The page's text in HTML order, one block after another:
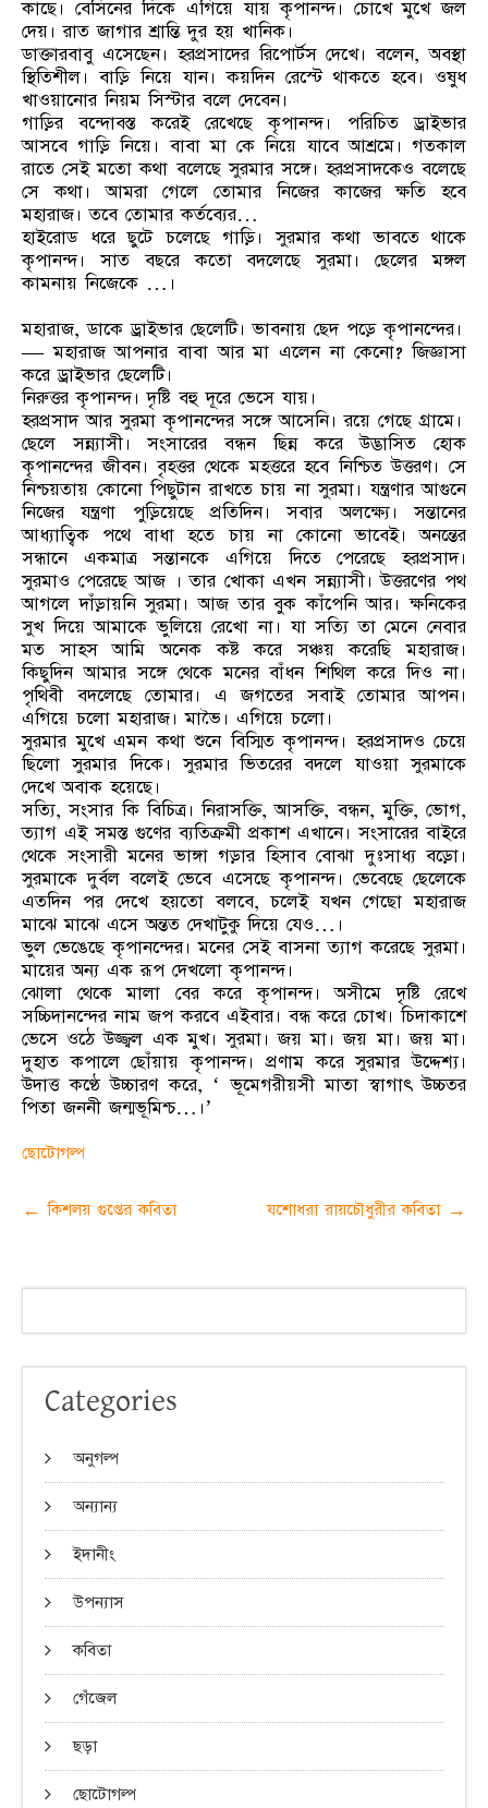
কাছে। বেসিনের দিকে এগিয়ে যায় কৃপানন্দ। চোখে মুখে জল
দেয়। রাত জাগার শ্রান্তি দুর হয় খানিক।
ডাক্তারবাবু এসেছেন। হরপ্রসাদের রিপোর্টস দেখে। বলেন, অবস্থা
স্থিতিশীল। বাড়ি নিয়ে যান। কয়দিন রেস্টে থাকতে হবে। ওষুধ
খাওয়ানোর নিয়ম সিস্টার বলে দেবেন।
গাড়ির বন্দোবস্ত করেই রেখেছে কৃপানন্দ। পরিচিত ড্রাইভার
আসবে গাড়ি নিয়ে। বাবা মা কে নিয়ে যাবে আশ্রমে। গতকাল
রাতে সেই মতো কথা বলেছে সুরমার সঙ্গে। হরপ্রসাদকেও বলেছে
সে কথা। আমরা গেলে তোমার নিজের কাজের ক্ষতি হবে
মহারাজ। তবে তোমার কর্তব্যের…
হাইরোড ধরে ছুটে চলেছে গাড়ি। সুরমার কথা ভাবতে থাকে
কৃপানন্দ। সাত বছরে কতো বদলেছে সুরমা। ছেলের মঙ্গল
কামনায় নিজেকে …।
মহারাজ, ডাকে ড্রাইভার ছেলেটি। ভাবনায় ছেদ পড়ে কৃপানন্দের।
— মহারাজ আপনার বাবা আর মা এলেন না কেনো? জিজ্ঞাসা
করে ড্রাইভার ছেলেটি।
নিরুত্তর কৃপানন্দ। দৃষ্টি বহু দূরে ভেসে যায়।
হরপ্রসাদ আর সুরমা কৃপানন্দের সঙ্গে আসেনি। রয়ে গেছে গ্রামে।
ছেলে সন্ন্যাসী। সংসারের বন্ধন ছিন্ন করে উদ্ভাসিত হোক
কৃপানন্দের জীবন। বৃহত্তর থেকে মহত্তরে হবে নিশ্চিত উত্তরণ। সে
নিশ্চয়তায় কোনো পিছুটান রাখতে চায় না সুরমা। যন্ত্রণার আগুনে
নিজের যন্ত্রণা পুড়িয়েছে প্রতিদিন। সবার অলক্ষ্যে। সন্তানের
আধ্যাত্বিক পথে বাধা হতে চায় না কোনো ভাবেই। অনন্তের
সন্ধানে একমাত্র সন্তানকে এগিয়ে দিতে পেরেছে হরপ্রসাদ।
সুরমাও পেরেছে আজ । তার খোকা এখন সন্ন্যাসী। উত্তরণের পথ
আগলে দাঁড়ায়নি সুরমা। আজ তার বুক কাঁপেনি আর। ক্ষনিকের
সুখ দিয়ে আমাকে ভুলিয়ে রেখো না। যা সত্যি তা মেনে নেবার
মত সাহস আমি অনেক কষ্ট করে সঞ্চয় করেছি মহারাজ।
কিছুদিন আমার সঙ্গে থেকে মনের বাঁধন শিথিল করে দিও না।
পৃথিবী বদলেছে তোমার। এ জগতের সবাই তোমার আপন।
এগিয়ে চলো মহারাজ। মাভৈ। এগিয়ে চলো।
সুরমার মুখে এমন কথা শুনে বিস্মিত কৃপানন্দ। হরপ্রসাদও চেয়ে
ছিলো সুরমার দিকে। সুরমার ভিতরের বদলে যাওয়া সুরমাকে
দেখে অবাক হয়েছে।
সত্যি, সংসার কি বিচিত্র। নিরাসক্তি, আসক্তি, বন্ধন, মুক্তি, ভোগ,
ত্যাগ এই সমস্ত গুণের ব্যতিক্রমী প্রকাশ এখানে। সংসারের বাইরে
থেকে সংসারী মনের ভাঙ্গা গড়ার হিসাব বোঝা দুঃসাধ্য বড়ো।
সুরমাকে দুর্বল বলেই ভেবে এসেছে কৃপানন্দ। ভেবেছে ছেলেকে
এতদিন পর দেখে হয়তো বলবে, চলেই যখন গেছো মহারাজ
মাঝে মাঝে এসে অন্তত দেখাটুকু দিয়ে যেও…।
ভুল ভেঙেছে কৃপানন্দের। মনের সেই বাসনা ত্যাগ করেছে সুরমা।
মায়ের অন্য এক রূপ দেখলো কৃপানন্দ।
ঝোলা থেকে মালা বের করে কৃপানন্দ। অসীমে দৃষ্টি রেখে
সচ্চিদানন্দের নাম জপ করবে এইবার। বন্ধ করে চোখ। চিদাকাশে
ভেসে ওঠে উজ্জ্বল এক মুখ। সুরমা। জয় মা। জয় মা। জয় মা।
দুহাত কপালে ছোঁয়ায় কৃপানন্দ। প্রণাম করে সুরমার উদ্দেশ্য।
উদাত্ত কণ্ঠে উচ্চারণ করে, ‘ ভূমেগরীয়সী মাতা স্বাগাৎ উচ্চতর
পিতা জননী জন্মভূমিশ্চ…।’
ছোটোগল্প
Post
← কিশলয় গুপ্তের কবিতা যশোধরা রায়চৌধুরীর কবিতা →
Categories
অনুগল্প
অন্যান্য
ইদানীং
উপন্যাস
কবিতা
গেঁজেল
ছড়া
ছোটোগল্প